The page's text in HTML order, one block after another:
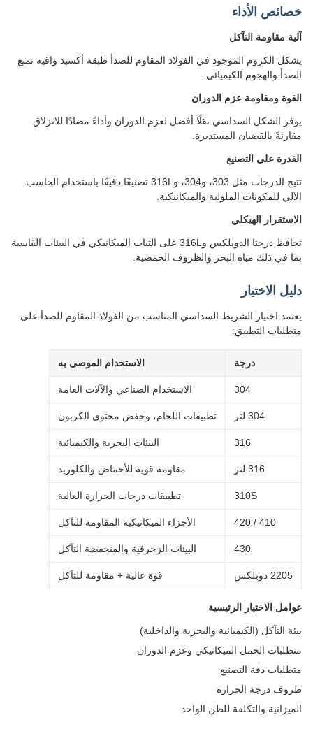
الأداء
مقاومة التآكل
الكروم الموجود في الفولاذ المقاوم للصدأ طبقة أكسيد واقية تمنع
والهجوم الكيميائي.
ومقاومة عزم الدوران
الشكل السداسي نقلًا أفضل لعزم الدوران وأداءً مضادًا للانزلاق
بالقضبان المستديرة.
على التصنيع
تتيح الدرجات مثل 303، و304، و316L تصنيعًا دقيقًا باستخدام الحاسب
للمكونات الملولبة والميكانيكية.
الهيكلي
تحافظ درجتا الدوبلكس و316L على الثبات الميكانيكي في البيئات القاسية
في ذلك مياه البحر والظروف الحمضية.
الاختيار
اختيار الشريط السداسي المناسب من الفولاذ المقاوم للصدأ على
التطبيق:
الاستخدام الموصى به
الاستخدام الصناعي والآلات العامة
تطبيقات اللحام، وخفض محتوى الكربون
البيئات البحرية والكيميائية
مقاومة قوية للأحماض والكلوريد
310S تطبيقات درجات الحرارة العالية
الأجزاء الميكانيكية المقاومة للتآكل
البيئات الزخرفية والمنخفضة التآكل
قوة عالية + مقاومة للتآكل
الاختيار الرئيسية
التآكل (الكيميائية والبحرية والداخلية)
الحمل الميكانيكي وعزم الدوران
دقة التصنيع
درجة الحرارة
والتكلفة للطن الواحد